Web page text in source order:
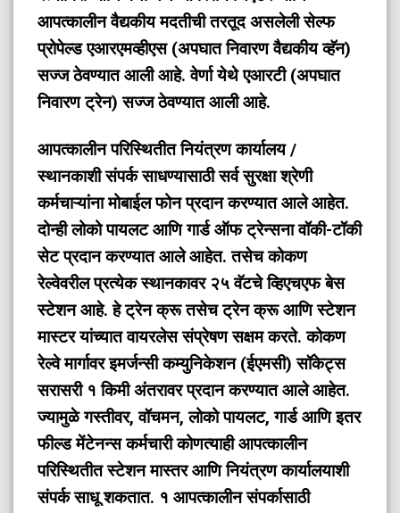
आपत्कालीन वैद्यकीय मदतीची तरतूद असलेली सेल्फ
प्रोपेल्ड एआरएमव्हीएस (अपघात निवारण वैद्यकीय व्हॅन)
सज्ज ठेवण्यात आली आहे. वेर्णा येथे एआरटी (अपघात
निवारण ट्रेन) सज्ज ठेवण्यात आली आहे.
आपत्कालीन परिस्थितीत नियंत्रण कार्यालय /
स्थानकाशी संपर्क साधण्यासाठी सर्व सुरक्षा श्रेणी
कर्मचाऱ्यांना मोबाईल फोन प्रदान करण्यात आले आहेत.
दोन्ही लोको पायलट आणि गार्ड ऑफ ट्रेन्सना वॉकी-टॉकी
सेट प्रदान करण्यात आले आहेत. तसेच कोकण
रेल्वेवरील प्रत्येक स्थानकावर २५ वॅटचे व्हिएचएफ बेस
स्टेशन आहे. हे ट्रेन क्रू तसेच ट्रेन क्रू आणि स्टेशन
मास्टर यांच्यात वायरलेस संप्रेषण सक्षम करते. कोकण
रेल्वे मार्गावर इमर्जन्सी कम्युनिकेशन (ईएमसी) सॉकेट्स
सरासरी १ किमी अंतरावर प्रदान करण्यात आले आहेत.
ज्यामुळे गस्तीवर, वॉचमन, लोको पायलट, गार्ड आणि इतर
फील्ड मेंटेनन्स कर्मचारी कोणत्याही आपत्कालीन
परिस्थितीत स्टेशन मास्तर आणि नियंत्रण कार्यालयाशी
संपर्क साधू शकतात. १ आपत्कालीन संपर्कासाठी